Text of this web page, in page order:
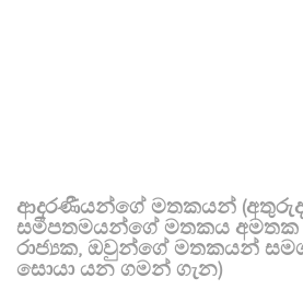
ආදරණීයන්ගේ මතකයන්
සමීපතමයන්ගේ මතකය
රාජ්‍යක, ඔවුන්ගේ මතකයන්
සොයා යන ගමන් ගැන)